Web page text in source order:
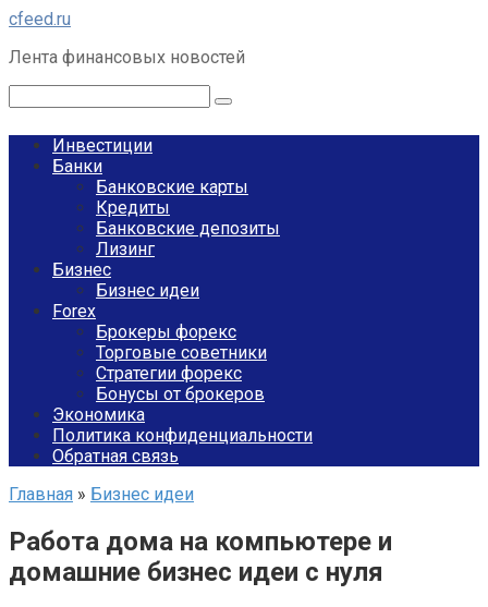
Перейти
контенту
cfeed.ru
Лента финансовых новостей
Инвестиции
Банки
Банковские карты
Кредиты
Банковские депозиты
Лизинг
Бизнес
Бизнес идеи
Forex
Брокеры форекс
Торговые советники
Стратегии форекс
Бонусы от брокеров
Экономика
Политика конфиденциальности
Обратная связь
Главная » Бизнес идеи
Работа дома на компьютере и
домашние бизнес идеи с нуля